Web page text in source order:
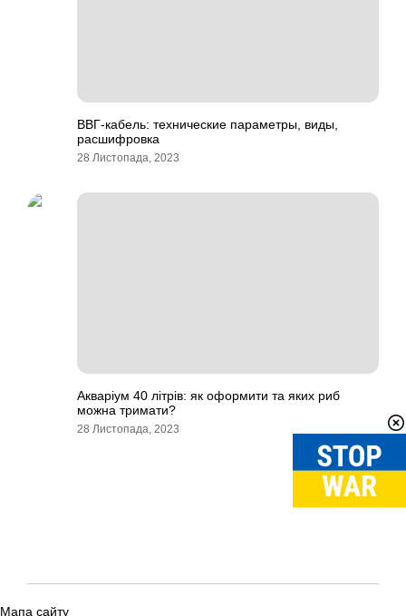
ВВГ-кабель: технические параметры, виды,
расшифровка
28 Листопада, 2023
Акваріум 40 літрів: як оформити та яких риб
можна тримати?
28 Листопада, 2023
Мапа сайту